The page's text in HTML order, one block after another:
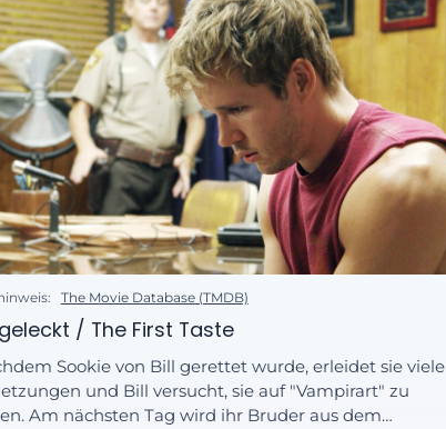
The Movie Database (TMDB)
/ The First Taste
Sookie von Bill gerettet wurde, erleidet sie viele
und Bill versucht, sie auf "Vampirart" zu
Am nächsten Tag wird ihr Bruder aus dem